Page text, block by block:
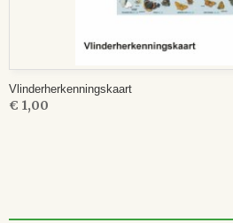
Vlinderherkenningskaart
€ 1,00